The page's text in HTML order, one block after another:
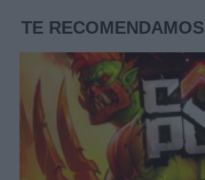
TE RECOMENDAMOS